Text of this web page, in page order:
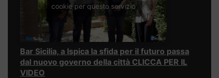
cookie per questo servizio
Bar Sicilia, a Ispica la sfida per il futuro passa
dal nuovo governo della città CLICCA PER IL
VIDEO